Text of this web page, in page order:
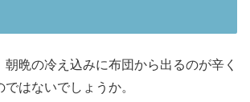
晩の冷え込みに布団から出るのが辛く
はないでしょうか。